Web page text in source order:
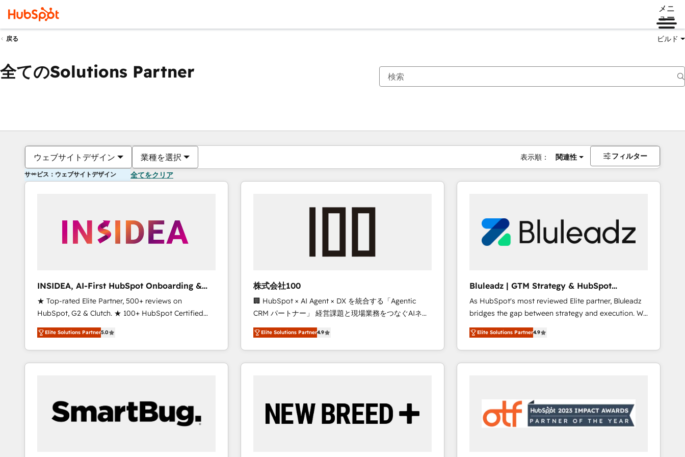
メニ
ュー
戻る ビルド
全てのSolutions Partner
ウェブサイトデザイン 業種を選択 表示順： 関連性 フィルター
サービス：ウェブサイトデザイン 全てをクリア
INSIDEA, AI-First HubSpot Onboarding &
RevOps
★ Top-rated Elite Partner, 500+ reviews on
HubSpot, G2 & Clutch. ★ 100+ HubSpot Certified
Experts & Trainers across the team ★ 1,500+
implementations across five continents ★ AI-First,
RevOps-led, Onboarding obsessed ★ Company of
the Year 2024/25 INSIDEA helps growing companies
workflows that drive adoption from week one, in
your time zone. What we do ➤ Onboarding: Live in
weeks, with workflows built around your business,
Elite Solutions Partner5.0
株式会社100
🏢 HubSpot × AI Agent × DX を統合する「Agentic
CRM パートナー」 経営課題と現場業務をつなぐAIネイ
ティブ・エージェンシーとして、HubSpot Eliteの実装
力で顧客フロント業務を再設計します。 💡 100inc は何
をする会社か？ HubSpotを共通基盤に、AIエージェン
トを組み込んだ顧客フロント業務（マーケティング・営
を、CRMを軸とした全社共通基盤に再構築します。意
思決定者・PMO・現場担当者に並走します。 1️⃣
Elite Solutions Partner4.9
Bluleadz | GTM Strategy & HubSpot
Implementation
As HubSpot's most reviewed Elite partner, Bluleadz
bridges the gap between strategy and execution. We
don't just "set up tools" — we install the GTM
Operating System (GTM OS) to align your leadership
and engineer a portal that drives predictable
revenue velocity. 🚀 GTM Strategy & Alignment
"accelerating a mess." ⚙️ Elite Engineering & AI
Scalable Architecture: Zero-technical-debt setup
across all Hubs, validated by our 7 HubSpot
Elite Solutions Partner4.9
現在の場所ページ
ページページページページページページページページページページ